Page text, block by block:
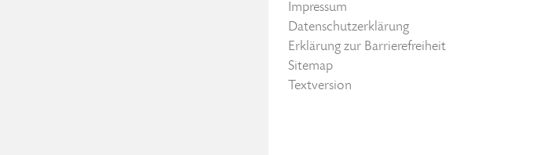
Impressum
Datenschutzerklärung
Erklärung zur Barrierefreiheit
Sitemap
Textversion